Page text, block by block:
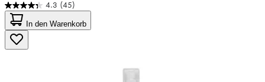
4.3 (45)
4.3
von
5
Sternen.
45
In den Warenkorb